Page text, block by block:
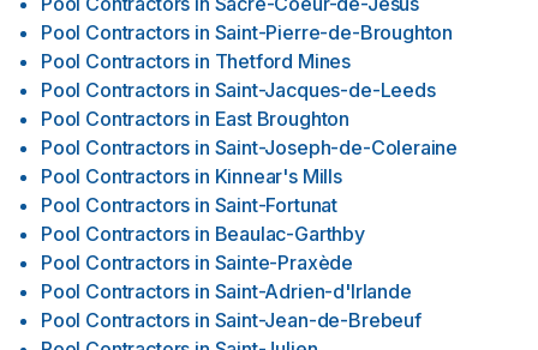
Pool Contractors in Saint-Pierre-de-Broughton
Pool Contractors in Thetford Mines
Pool Contractors in Saint-Jacques-de-Leeds
Pool Contractors in East Broughton
Pool Contractors in Saint-Joseph-de-Coleraine
Pool Contractors in Kinnear's Mills
Pool Contractors in Saint-Fortunat
Pool Contractors in Beaulac-Garthby
Pool Contractors in Sainte-Praxède
Pool Contractors in Saint-Adrien-d'Irlande
Pool Contractors in Saint-Jean-de-Brebeuf